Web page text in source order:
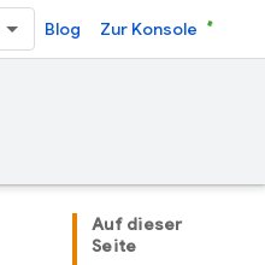
Blog Zur Konsole
Auf dieser
Seite